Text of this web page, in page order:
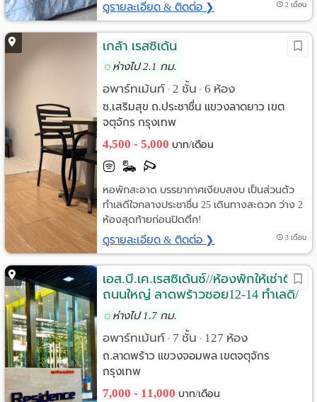
ดูรายละเอียด & ติดต่อ ❯ 2 เดือน
เกล้า เรสซิเด้น
ห่างไป 2.1 กม.
อพาร์ทเม้นท์ • 2 ชั้น • 6 ห้อง
ซ.เสริมสุข ถ.ประชาชื่น แขวงลาดยาว เขต
จตุจักร กรุงเทพ
4,500 - 5,000 บาท/เดือน
หอพักสะอาด บรรยากาศเงียบสงบ เป็นส่วนตัว
ทำเลดีใจกลางประชาชื่น 25 เดินทางสะดวก ว่าง 2
ห้องสุดท้ายก่อนปิดตึก!
ดูรายละเอียด & ติดต่อ ❯ 3 เดือน
เอส.บี.เค.เรสซิเด้นซ์//ห้องพักให้เช่าติด
ถนนใหญ่ ลาดพร้าวซอย12-14 ทำเลดี/
ใกล้mrtลาดพร้าว
ห่างไป 1.7 กม.
อพาร์ทเม้นท์ • 7 ชั้น • 127 ห้อง
ถ.ลาดพร้าว แขวงจอมพล เขตจตุจักร
กรุงเทพ
7,000 - 11,000 บาท/เดือน